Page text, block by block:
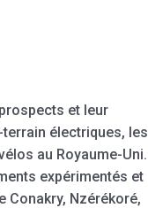
et leur
électriques, les
au Royaume-Uni.
expérimentés et
Conakry, Nzérékoré,